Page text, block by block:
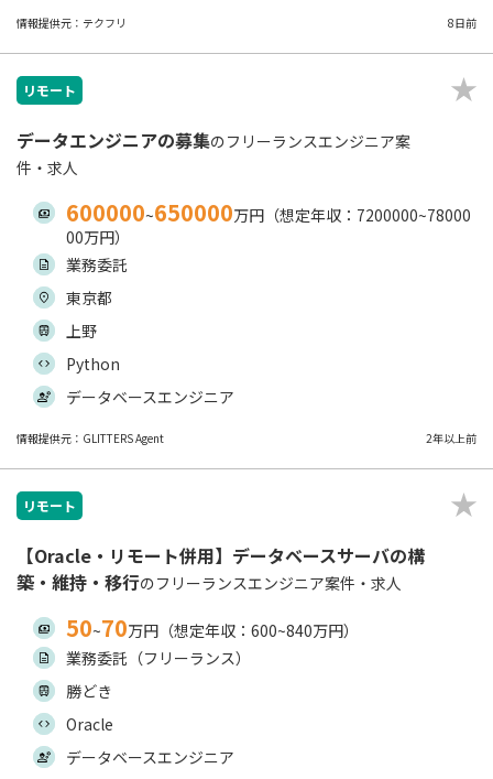
情報提供元：テクフリ 8日前
リモート
データエンジニアの募集のフリーランスエンジニア案
件・求人
600000~650000万円（想定年収：7200000~78000
00万円）
業務委託
東京都
上野
Python
データベースエンジニア
情報提供元：GLITTERS Agent 2年以上前
リモート
【Oracle・リモート併用】データベースサーバの構
築・維持・移行のフリーランスエンジニア案件・求人
50~70万円（想定年収：600~840万円）
業務委託（フリーランス）
勝どき
Oracle
データベースエンジニア